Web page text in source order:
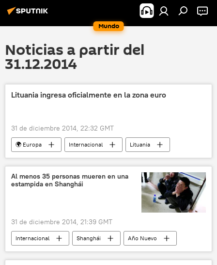
Mundo
Noticias a partir del
31.12.2014
Lituania ingresa oficialmente en la zona euro
31 de diciembre 2014, 22:32 GMT
🌍 Europa Internacional
Lituania
Rimantas Sadzius
lita
noticias
euro
Al menos 35 personas mueren en una
estampida en Shanghái
31 de diciembre 2014, 21:39 GMT
Internacional Shanghái
Año Nuevo
🌏 Asia
noticias